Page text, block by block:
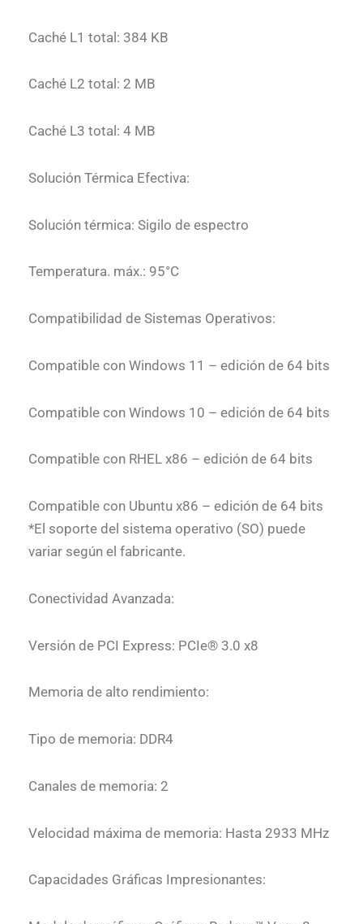
Caché L1 total: 384 KB
Caché L2 total: 2 MB
Caché L3 total: 4 MB
Solución Térmica Efectiva:
Solución térmica: Sigilo de espectro
Temperatura. máx.: 95°C
Compatibilidad de Sistemas Operativos:
Compatible con Windows 11 – edición de 64 bits
Compatible con Windows 10 – edición de 64 bits
Compatible con RHEL x86 – edición de 64 bits
Compatible con Ubuntu x86 – edición de 64 bits
*El soporte del sistema operativo (SO) puede
variar según el fabricante.
Conectividad Avanzada:
Versión de PCI Express: PCIe® 3.0 x8
Memoria de alto rendimiento:
Tipo de memoria: DDR4
Canales de memoria: 2
Velocidad máxima de memoria: Hasta 2933 MHz
Capacidades Gráficas Impresionantes: